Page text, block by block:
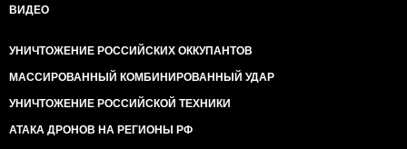
ВИДЕО
УНИЧТОЖЕНИЕ РОССИЙСКИХ ОККУПАНТОВ
МАССИРОВАННЫЙ КОМБИНИРОВАННЫЙ УДАР
УНИЧТОЖЕНИЕ РОССИЙСКОЙ ТЕХНИКИ
АТАКА ДРОНОВ НА РЕГИОНЫ РФ